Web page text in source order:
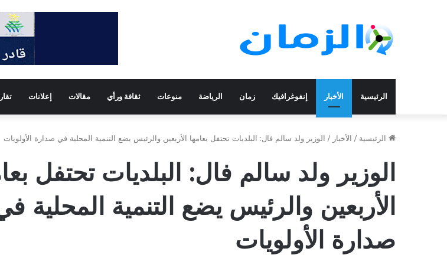
الرئيسية الأخبار إنفوغرافيك زمان الرياضة منوعات ثقافة ورأي مقالات إعلانات
الرئيسية / الأخبار / الوزير ولد سالم فال: البلديات تحتفل بعامها الأربعين والرئيس يضع التنمية المحلية في صدارة الأولويات
الوزير ولد سالم فال: البلديات تحتفل
الأربعين والرئيس يضع التنمية المحلية
صدارة الأولويات